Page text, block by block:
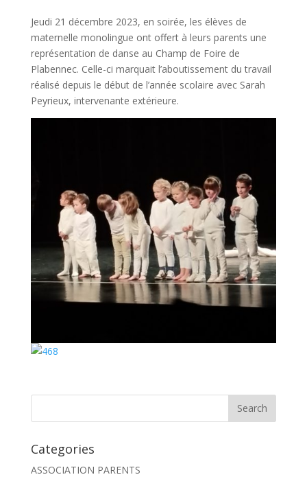
Jeudi 21 décembre 2023, en soirée, les élèves de
maternelle monolingue ont offert à leurs parents une
représentation de danse au Champ de Foire de
Plabennec. Celle-ci marquait l’aboutissement du travail
réalisé depuis le début de l’année scolaire avec Sarah
Peyrieux, intervenante extérieure.
Categories
ASSOCIATION PARENTS